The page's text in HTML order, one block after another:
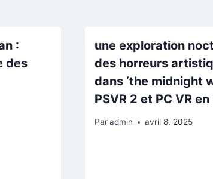
:
des
une exploration
des horreurs
dans ‘the midnight
PSVR 2 et PC VR en
Par admin avril 8, 2025